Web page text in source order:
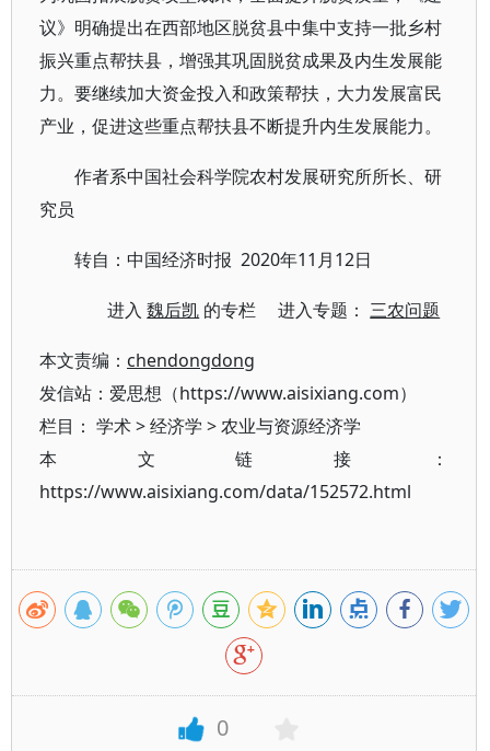
议》明确提出在西部地区脱贫县中集中支持一批乡村
振兴重点帮扶县，增强其巩固脱贫成果及内生发展能
力。要继续加大资金投入和政策帮扶，大力发展富民
产业，促进这些重点帮扶县不断提升内生发展能力。
作者系中国社会科学院农村发展研究所所长、研
究员
转自：中国经济时报 2020年11月12日
进入魏后凯 的专栏 进入专题：三农问题
本文责编： chendongdong
发信站：爱思想（https://www.aisixiang.com）
栏目： 学术>经济学 >农业与资源经济学
本文链接：
https://www.aisixiang.com/data/152572.html
0